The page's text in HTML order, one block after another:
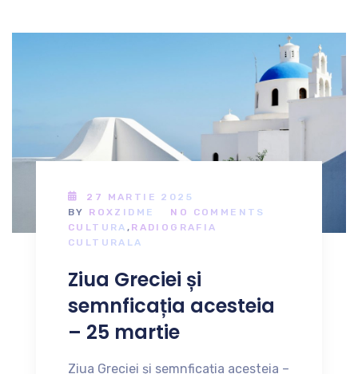
27 MARTIE 2025
BY ROXZIDME
NO COMMENTS
CULTURA , RADIOGRAFIA
CULTURALA
Ziua Greciei și
semnficația acesteia
– 25 martie
Ziua Greciei și semnficația acesteia –